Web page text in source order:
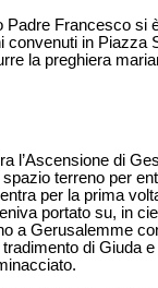
Padre Francesco
convenuti in Piazza
la preghiera
l’Ascensione di
terreno per
per la prima
portato su, in
a Gerusalemme
di Giuda